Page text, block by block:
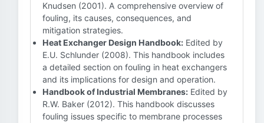
Knudsen (2001). A comprehensive overview of
fouling, its causes, consequences, and
mitigation strategies.
Heat Exchanger Design Handbook: Edited by
E.U. Schlunder (2008). This handbook includes
a detailed section on fouling in heat exchangers
and its implications for design and operation.
Handbook of Industrial Membranes: Edited by
R.W. Baker (2012). This handbook discusses
fouling issues specific to membrane processes